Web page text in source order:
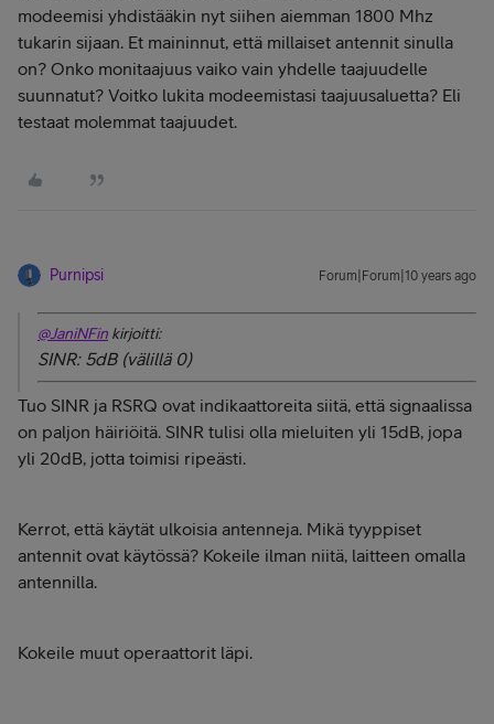
modeemisi yhdistääkin nyt siihen aiemman 1800 Mhz
tukarin sijaan. Et maininnut, että millaiset antennit sinulla
on? Onko monitaajuus vaiko vain yhdelle taajuudelle
suunnatut? Voitko lukita modeemistasi taajuusaluetta? Eli
testaat molemmat taajuudet.
Purnipsi Forum|Forum|10 years ago
@JaniNFin kirjoitti:
SINR: 5dB (välillä 0)
Tuo SINR ja RSRQ ovat indikaattoreita siitä, että signaalissa
on paljon häiriöitä. SINR tulisi olla mieluiten yli 15dB, jopa
yli 20dB, jotta toimisi ripeästi.
Kerrot, että käytät ulkoisia antenneja. Mikä tyyppiset
antennit ovat käytössä? Kokeile ilman niitä, laitteen omalla
antennilla.
Kokeile muut operaattorit läpi.